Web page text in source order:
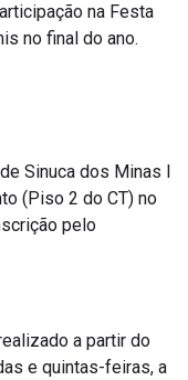
na Festa
no final do ano.
Sinuca dos Minas I
(Piso 2 do CT) no
pelo
a partir do
e quintas-feiras, a